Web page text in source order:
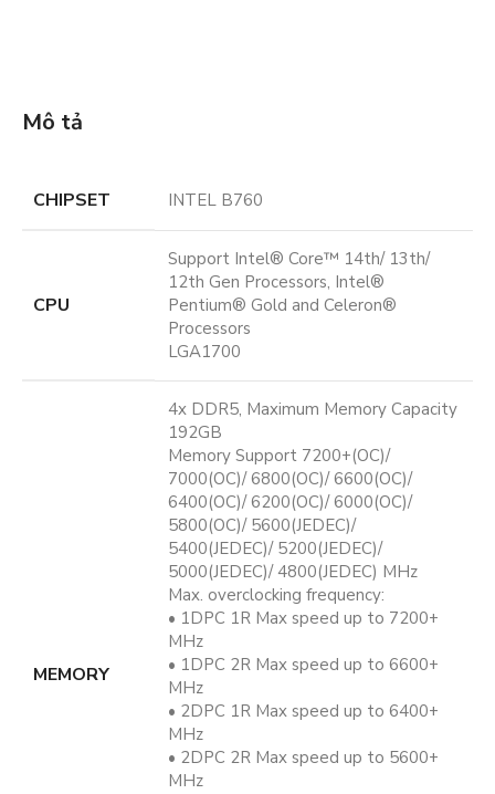
Mô tả
CHIPSET INTEL B760
CPU
Support Intel® Core™ 14th/ 13th/
12th Gen Processors, Intel®
Pentium® Gold and Celeron®
Processors
LGA1700
MEMORY
4x DDR5, Maximum Memory Capacity
192GB
Memory Support 7200+(OC)/
7000(OC)/ 6800(OC)/ 6600(OC)/
6400(OC)/ 6200(OC)/ 6000(OC)/
5800(OC)/ 5600(JEDEC)/
5400(JEDEC)/ 5200(JEDEC)/
5000(JEDEC)/ 4800(JEDEC) MHz
Max. overclocking frequency:
• 1DPC 1R Max speed up to 7200+
MHz
• 1DPC 2R Max speed up to 6600+
MHz
• 2DPC 1R Max speed up to 6400+
MHz
• 2DPC 2R Max speed up to 5600+
MHz